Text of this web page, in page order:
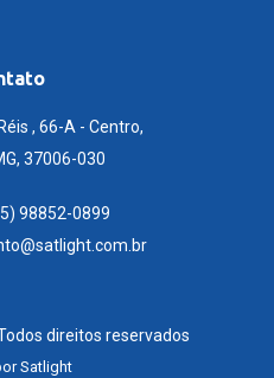
, 66-A - Centro,
37006-030
98852-0899
direitos reservados
Satlight